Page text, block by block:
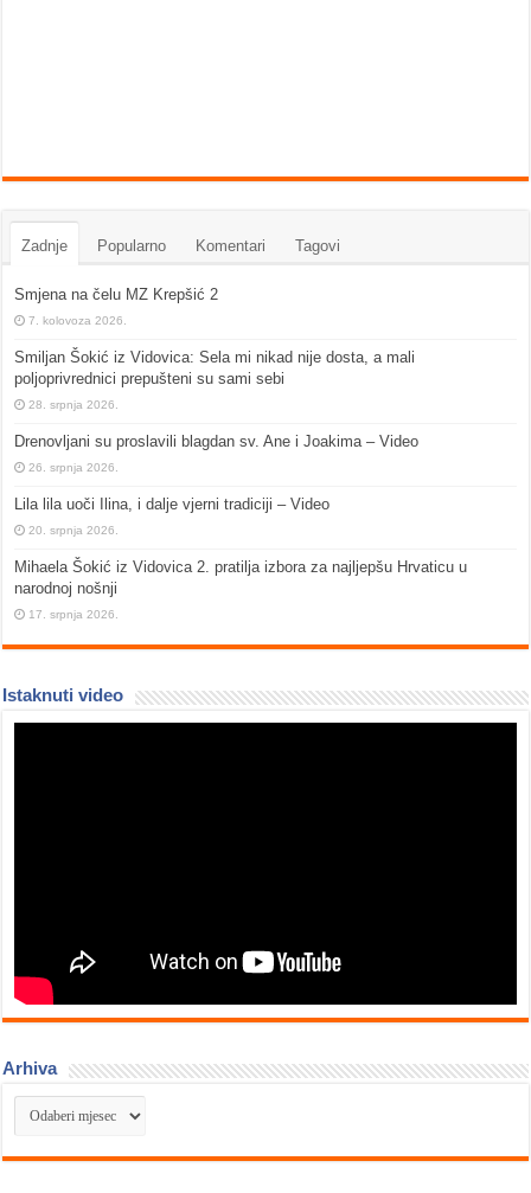
Zadnje Popularno Komentari Tagovi
Smjena na čelu MZ Krepšić 2
7. kolovoza 2026.
Smiljan Šokić iz Vidovica: Sela mi nikad nije dosta, a mali
poljoprivrednici prepušteni su sami sebi
28. srpnja 2026.
Drenovljani su proslavili blagdan sv. Ane i Joakima – Video
26. srpnja 2026.
Lila lila uoči Ilina, i dalje vjerni tradiciji – Video
20. srpnja 2026.
Mihaela Šokić iz Vidovica 2. pratilja izbora za najljepšu Hrvaticu u
narodnoj nošnji
17. srpnja 2026.
Istaknuti video
Arhiva
Arhiva